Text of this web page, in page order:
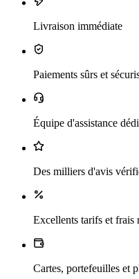
Livraison immédiate
Paiements sûrs et
Équipe d'assistance
Des milliers d'avis
Excellents tarifs et frais
Cartes, portefeuilles et